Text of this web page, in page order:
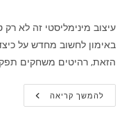
עיצוב מינימליסטי זה לא
באימון לחשוב מחדש על
הזאת, רהיטים משחקים
להמשך קריאהרהיטים